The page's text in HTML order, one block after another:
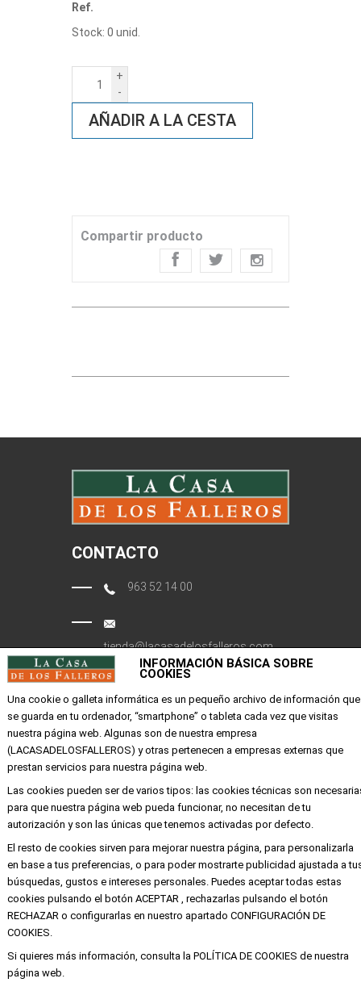
Ref.
Stock: 0 unid.
+
-
AÑADIR A LA CESTA
Compartir producto
CONTACTO
963 52 14 00
tienda@lacasadelosfalleros.com
Calle Quevedo 6
46001 Valencia
EMPRESA
Mi cuenta
Aviso legal
Condiciones de compra
Copyright ©
Todos los derechos
INFORMACIÓN BÁSICA SOBRE
COOKIES
Una cookie o galleta informática es un pequeño archivo de información que
se guarda en tu ordenador, “smartphone” o tableta cada vez que visitas
nuestra página web. Algunas son de nuestra empresa
(LACASADELOSFALLEROS) y otras pertenecen a empresas externas que
prestan servicios para nuestra página web.
Las cookies pueden ser de varios tipos: las cookies técnicas son
para que nuestra página web pueda funcionar, no necesitan de tu
autorización y son las únicas que tenemos activadas por defecto.
El resto de cookies sirven para mejorar nuestra página, para personalizarla
en base a tus preferencias, o para poder mostrarte publicidad ajustada a
búsquedas, gustos e intereses personales. Puedes aceptar todas estas
cookies pulsando el botón ACEPTAR , rechazarlas pulsando el botón
RECHAZAR o configurarlas en nuestro apartado CONFIGURACIÓN DE
COOKIES.
Si quieres más información, consulta la POLÍTICA DE COOKIES de nuestra
página web.